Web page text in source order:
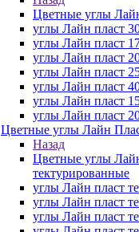
Цветные углы
углы Лайн пласт
углы Лайн пласт
углы Лайн пласт
углы Лайн пласт
углы Лайн пласт
углы Лайн пласт
углы Лайн пласт
Цветные углы Лайн
Назад
Цветные углы
тектурированные
углы Лайн пласт
углы Лайн пласт
углы Лайн пласт